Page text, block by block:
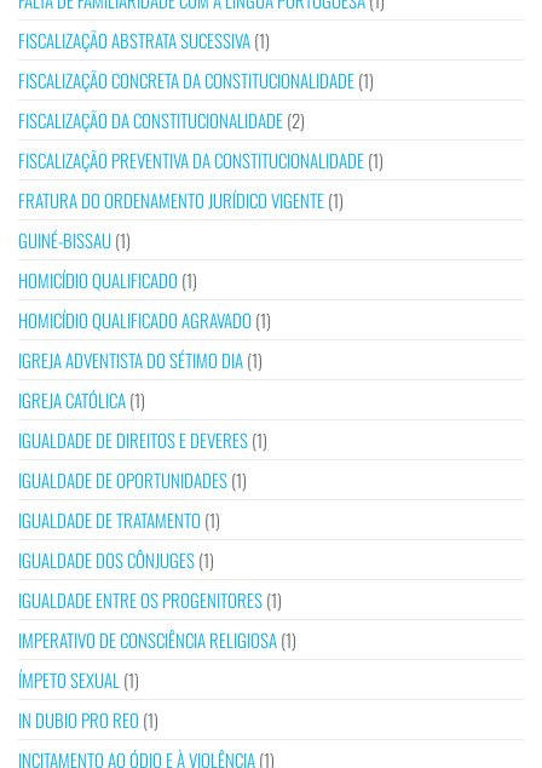
FISCALIZAÇÃO ABSTRATA SUCESSIVA(1)
FISCALIZAÇÃO CONCRETA DA CONSTITUCIONALIDADE(1)
FISCALIZAÇÃO DA CONSTITUCIONALIDADE(2)
FISCALIZAÇÃO PREVENTIVA DA CONSTITUCIONALIDADE(1)
FRATURA DO ORDENAMENTO JURÍDICO VIGENTE(1)
GUINÉ-BISSAU(1)
HOMICÍDIO QUALIFICADO (1)
HOMICÍDIO QUALIFICADO AGRAVADO (1)
IGREJA ADVENTISTA DO SÉTIMO DIA(1)
IGREJA CATÓLICA(1)
IGUALDADE DE DIREITOS E DEVERES(1)
IGUALDADE DE OPORTUNIDADES(1)
IGUALDADE DE TRATAMENTO (1)
IGUALDADE DOS CÔNJUGES(1)
IGUALDADE ENTRE OS PROGENITORES(1)
IMPERATIVO DE CONSCIÊNCIA RELIGIOSA(1)
ÍMPETO SEXUAL (1)
IN DUBIO PRO REO (1)
INCITAMENTO AO ÓDIO E À VIOLÊNCIA(1)